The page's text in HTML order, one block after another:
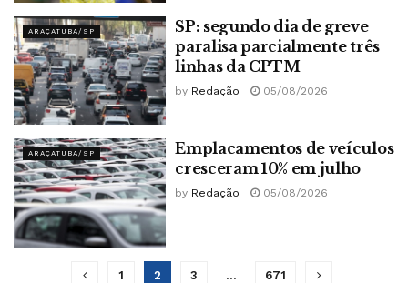
ARAÇATUBA/SP
SP: segundo dia de greve
paralisa parcialmente três
linhas da CPTM
by Redação 05/08/2026
ARAÇATUBA/SP
Emplacamentos de veículos
cresceram 10% em julho
by Redação 05/08/2026
1 2 3 … 671